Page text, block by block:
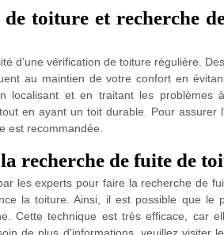
toiture et recherche
d’une vérification de toiture régulière.
au maintien de votre confort en
localisant et en traitant les problèmes
en ayant un toit durable. Pour assurer
est recommandée.
recherche de fuite de
les experts pour faire la recherche de
la toiture. Ainsi, il est possible que le
Cette technique est très efficace, car